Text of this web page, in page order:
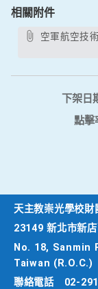
相關附件
下架日
點擊
天主教崇光學校
23149 新北市新
No. 18, Sanmin
Taiwan (R.O.C.)
聯絡電話
02-